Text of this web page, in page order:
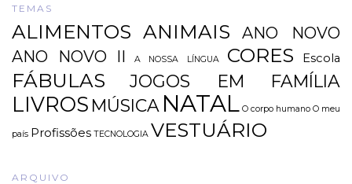
TEMAS
ALIMENTOS ANIMAIS
ANO NOVO
ANO NOVO II
A NOSSA LÍNGUA CORES Escola
FÁBULAS JOGOS EM FAMÍLIA
LIVROS MÚSICA NATAL O corpo humano O meu
país Profissões TECNOLOGIA VESTUÁRIO
ARQUIVO